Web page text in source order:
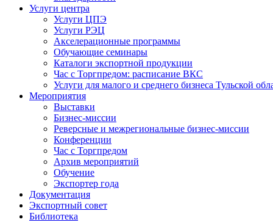
Услуги центра
Услуги ЦПЭ
Услуги РЭЦ
Акселерационные программы
Обучающие семинары
Каталоги экспортной продукции
Час с Торгпредом: расписание ВКС
Услуги для малого и среднего бизнеса Тульской
Мероприятия
Выставки
Бизнес-миссии
Реверсные и межрегиональные бизнес-миссии
Конференции
Час с Торгпредом
Архив мероприятий
Обучение
Экспортер года
Документация
Экспортный совет
Библиотека